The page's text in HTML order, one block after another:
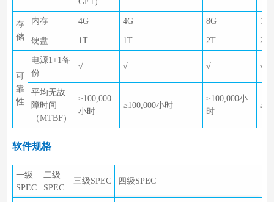
存
储
内存 4G 4G 8G 16G
硬盘 1T 1T 2T 2T
可
靠
性
电源1+1备
份
√ √ √ √
平均无故
障时间
（MTBF）
≥100,000
小时
≥100,000小时
≥100,000小
时
软件规格
一级
SPEC
二级
SPEC
三级SPEC 四级SPEC